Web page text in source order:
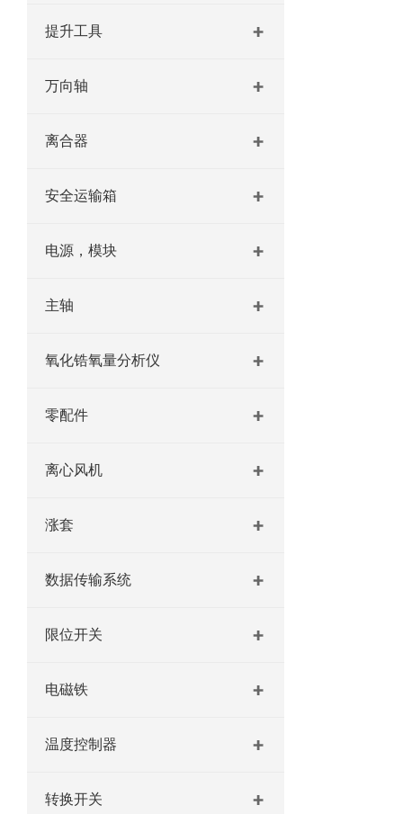
提升工具
万向轴
离合器
安全运输箱
电源，模块
主轴
氧化锆氧量分析仪
零配件
离心风机
涨套
数据传输系统
限位开关
电磁铁
温度控制器
转换开关